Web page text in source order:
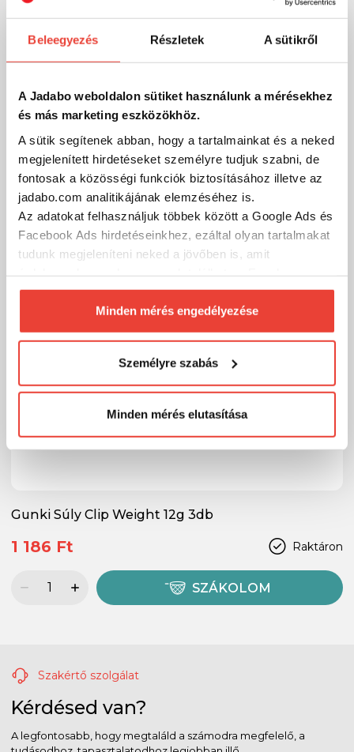
Beleegyezés Részletek A sütikről
A Jadabo weboldalon sütiket használunk a mérésekhez
és más marketing eszközökhöz.
A sütik segítenek abban, hogy a tartalmainkat és a neked
megjelenített hirdetéseket személyre tudjuk szabni, de
fontosak a közösségi funkciók biztosításához illetve az
jadabo.com analitikájának elemzéséhez is.
Az adatokat felhasználjuk többek között a Google Ads és
Facebook Ads hirdetéseinkhez, ezáltal olyan tartalmakat
tudunk megjeleníteni neked a jövőben is, amit
biztosításához arra kérünk, hogy engedd meg
számunkra minden mérés használatát.
Természetesensoha semmilyen formában nem fogunk
megváltoztathatod a döntésed ezzel kapcsolatban.
Előre is köszönjük!
Minden mérés engedélyezése
Személyre szabás
Minden mérés elutasítása
Szűrés (1)
-45%
Gunki Súly Clip Weight 12g 3db
Raktáron
1 186 Ft
SZÁKOLOM
Szakértő szolgálat
Kérdésed van?
A legfontosabb, hogy megtaláld a számodra megfelelő, a